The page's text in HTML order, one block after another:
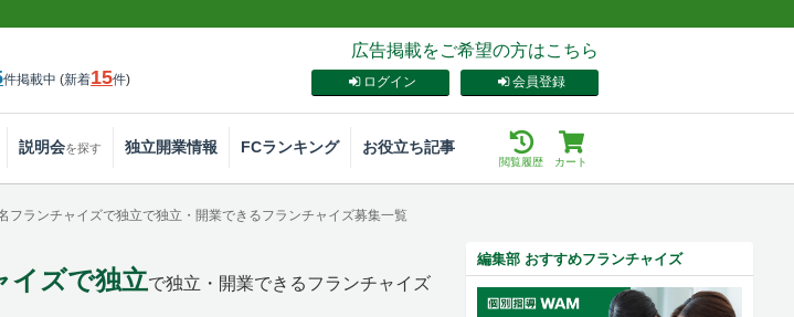
件掲載中 (新着15件)
広告掲載をご希望の方はこちら
会員登録
ログイン
説明会を探す 独立開業情報 FCランキング お役立ち記事
カート
閲覧履歴
フランチャイズで独立で独立・開業できるフランチャイズ募集一覧
イズで独立で独立・開業できるフランチャイズ
編集部 おすすめフランチャイズ